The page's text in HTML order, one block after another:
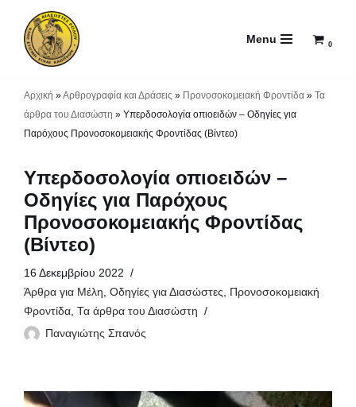
Μεταπηδήστε
Menu 0
Αρχική »Αρθρογραφία και Δράσεις » Προνοσοκομειακή Φροντίδα » Τα
άρθρα του Διασώστη » Υπερδοσολογία οπιοειδών – Οδηγίες για
Παρόχους Προνοσοκομειακής Φροντίδας (Βίντεο)
Υπερδοσολογία οπιοειδών –
Οδηγίες για Παρόχους
Προνοσοκομειακής Φροντίδας
(Βίντεο)
16 Δεκεμβρίου 2022
Άρθρα για Μέλη, Οδηγίες για Διασώστες, Προνοσοκομειακή
Φροντίδα, Τα άρθρα του Διασώστη
Παναγιώτης Σπανός